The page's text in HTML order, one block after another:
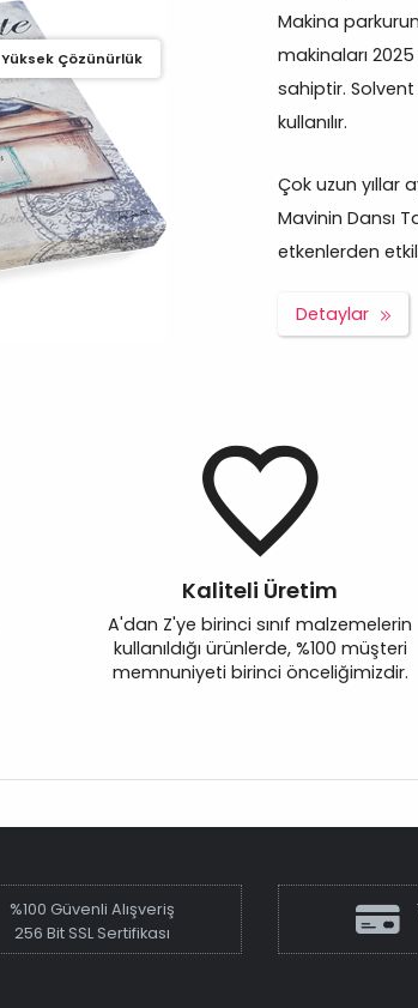
Yüksek Çözünürlük
Makina
makinaları
sahiptir. Solvent
kullanılır.
Çok uzun yıllar
Mavinin Dansı
etkenlerden
Detaylar
Kaliteli Üretim
A'dan Z'ye birinci sınıf malzemelerin
kullanıldığı ürünlerde, %100 müşteri
memnuniyeti birinci önceliğimizdir.
%100 Güvenli Alışveriş
256 Bit SSL Sertifikası